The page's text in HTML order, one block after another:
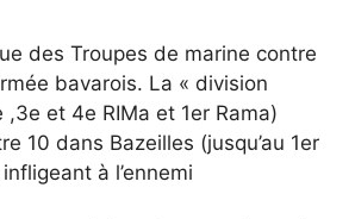
des Troupes de marine contre
bavarois. La « division
,3e et 4e RIMa et 1er Rama)
10 dans Bazeilles (jusqu’au 1er
à l’ennemi